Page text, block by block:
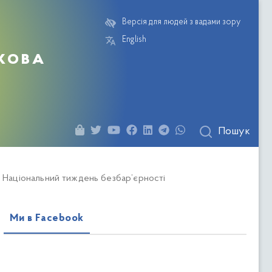
Версія для людей з вадами зору
English
Пошук
тиждень безбар’єрності
Ми в Facebook